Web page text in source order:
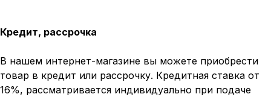
Кредит, рассрочка
В нашем интернет-магазине вы можете приобрести
товар в кредит или рассрочку. Кредитная ставка от
16%, рассматривается индивидуально при подаче